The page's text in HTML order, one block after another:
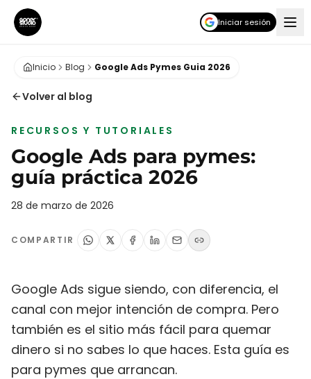
Iniciar sesión
Inicio Blog Google Ads Pymes Guia 2026
Volver al blog
RECURSOS Y TUTORIALES
Google Ads para pymes:
guía práctica 2026
28 de marzo de 2026
COMPARTIR
Google Ads sigue siendo, con diferencia, el
canal con mejor intención de compra. Pero
también es el sitio más fácil para quemar
dinero si no sabes lo que haces. Esta guía es
para pymes que arrancan.